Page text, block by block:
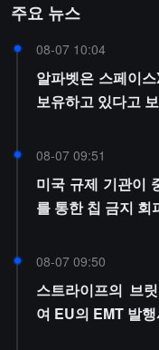
주요 뉴스
08-07 10:04
알파벳은 스페이
보유하고 있다고
08-07 09:51
미국 규제 기관이
를 통한 칩 금지 회
08-07 09:50
스트라이프의 브
여 EU의 EMT 발